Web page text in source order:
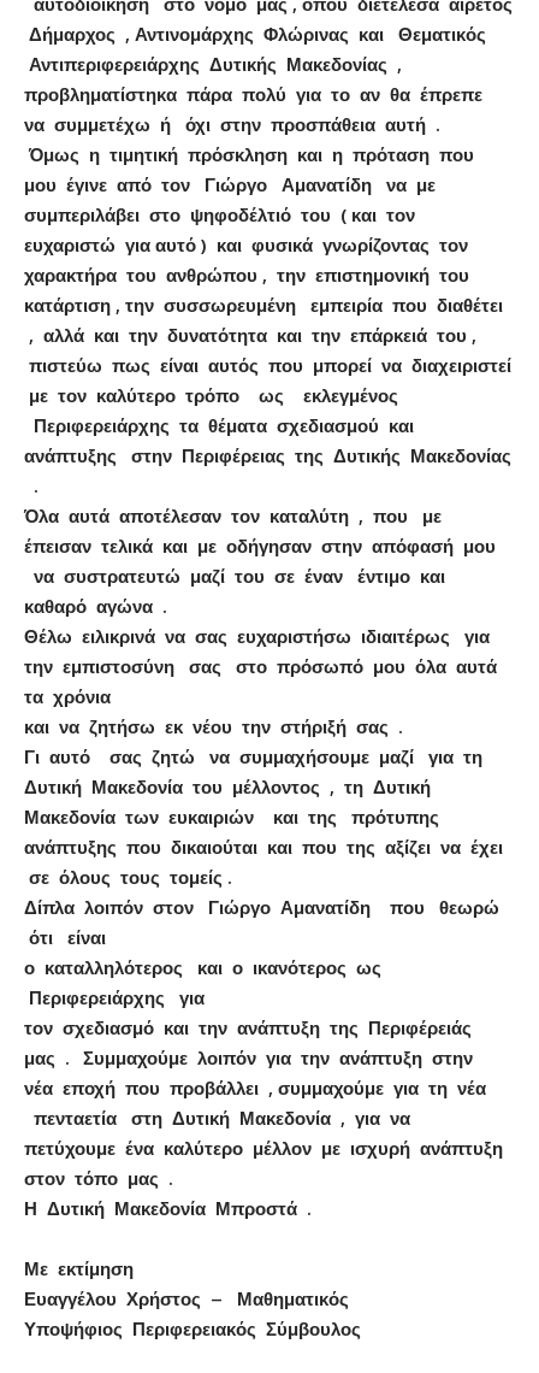
αυτοδιοίκηση στο νομό μας , όπου διετέλεσα αιρετός
Δήμαρχος , Αντινομάρχης Φλώρινας και Θεματικός
Αντιπεριφερειάρχης Δυτικής Μακεδονίας ,
προβληματίστηκα πάρα πολύ για το αν θα έπρεπε
να συμμετέχω ή όχι στην προσπάθεια αυτή .
Όμως η τιμητική πρόσκληση και η πρόταση που
μου έγινε από τον Γιώργο Αμανατίδη να με
συμπεριλάβει στο ψηφοδέλτιό του ( και τον
ευχαριστώ για αυτό ) και φυσικά γνωρίζοντας τον
χαρακτήρα του ανθρώπου , την επιστημονική του
κατάρτιση , την συσσωρευμένη εμπειρία που διαθέτει
, αλλά και την δυνατότητα και την επάρκειά του ,
πιστεύω πως είναι αυτός που μπορεί να διαχειριστεί
με τον καλύτερο τρόπο ως εκλεγμένος
Περιφερειάρχης τα θέματα σχεδιασμού και
ανάπτυξης στην Περιφέρειας της Δυτικής Μακεδονίας
.
Όλα αυτά αποτέλεσαν τον καταλύτη , που με
έπεισαν τελικά και με οδήγησαν στην απόφασή μου
να συστρατευτώ μαζί του σε έναν έντιμο και
καθαρό αγώνα .
Θέλω ειλικρινά να σας ευχαριστήσω ιδιαιτέρως για
την εμπιστοσύνη σας στο πρόσωπό μου όλα αυτά
τα χρόνια
και να ζητήσω εκ νέου την στήριξή σας .
Γι αυτό σας ζητώ να συμμαχήσουμε μαζί για τη
Δυτική Μακεδονία του μέλλοντος , τη Δυτική
Μακεδονία των ευκαιριών και της πρότυπης
ανάπτυξης που δικαιούται και που της αξίζει να έχει
σε όλους τους τομείς .
Δίπλα λοιπόν στον Γιώργο Αμανατίδη που θεωρώ
ότι είναι
ο καταλληλότερος και ο ικανότερος ως
Περιφερειάρχης για
τον σχεδιασμό και την ανάπτυξη της Περιφέρειάς
μας . Συμμαχούμε λοιπόν για την ανάπτυξη στην
νέα εποχή που προβάλλει , συμμαχούμε για τη νέα
πενταετία στη Δυτική Μακεδονία , για να
πετύχουμε ένα καλύτερο μέλλον με ισχυρή ανάπτυξη
στον τόπο μας .
Η Δυτική Μακεδονία Μπροστά .
Με εκτίμηση
Ευαγγέλου Χρήστος – Μαθηματικός
Υποψήφιος Περιφερειακός Σύμβουλος